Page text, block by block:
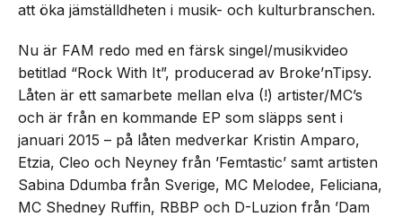
att öka jämställdheten i musik- och kulturbranschen.
Nu är FAM redo med en färsk singel/musikvideo
betitlad “Rock With It”, producerad av Broke’nTipsy.
Låten är ett samarbete mellan elva (!) artister/MC’s
och är från en kommande EP som släpps sent i
januari 2015 – på låten medverkar Kristin Amparo,
Etzia, Cleo och Neyney från ’Femtastic’ samt artisten
Sabina Ddumba från Sverige, MC Melodee, Feliciana,
MC Shedney Ruffin, RBBP och D-Luzion från ’Dam